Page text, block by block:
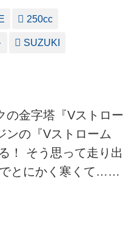
250cc
SUZUKI
の金字塔『Vストロー
ンの『Vストローム
！ そう思って走り出
でとにかく寒くて……